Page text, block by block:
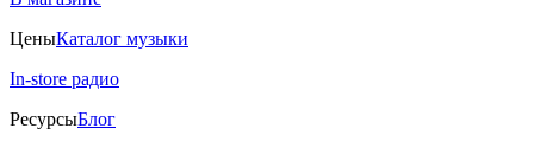
ЦеныКаталог музыки
In-store радио
РесурсыБлог